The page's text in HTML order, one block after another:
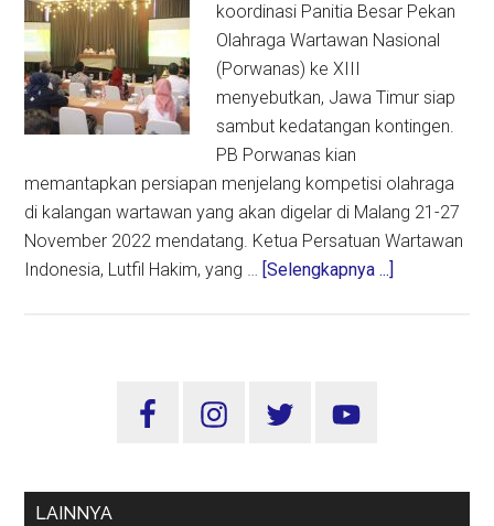
koordinasi Panitia Besar Pekan
Olahraga Wartawan Nasional
(Porwanas) ke XIII
menyebutkan, Jawa Timur siap
sambut kedatangan kontingen.
PB Porwanas kian
memantapkan persiapan menjelang kompetisi olahraga
di kalangan wartawan yang akan digelar di Malang 21-27
November 2022 mendatang. Ketua Persatuan Wartawan
Indonesia, Lutfil Hakim, yang … [Selengkapnya ...]
Sidebar
LAINNYA